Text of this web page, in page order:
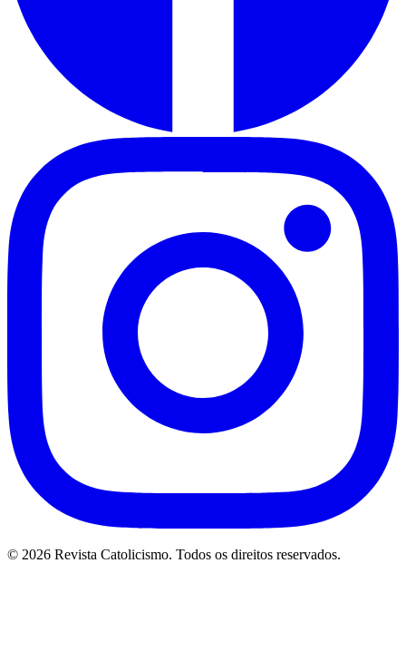
© 2026 Revista Catolicismo. Todos os direitos reservados.